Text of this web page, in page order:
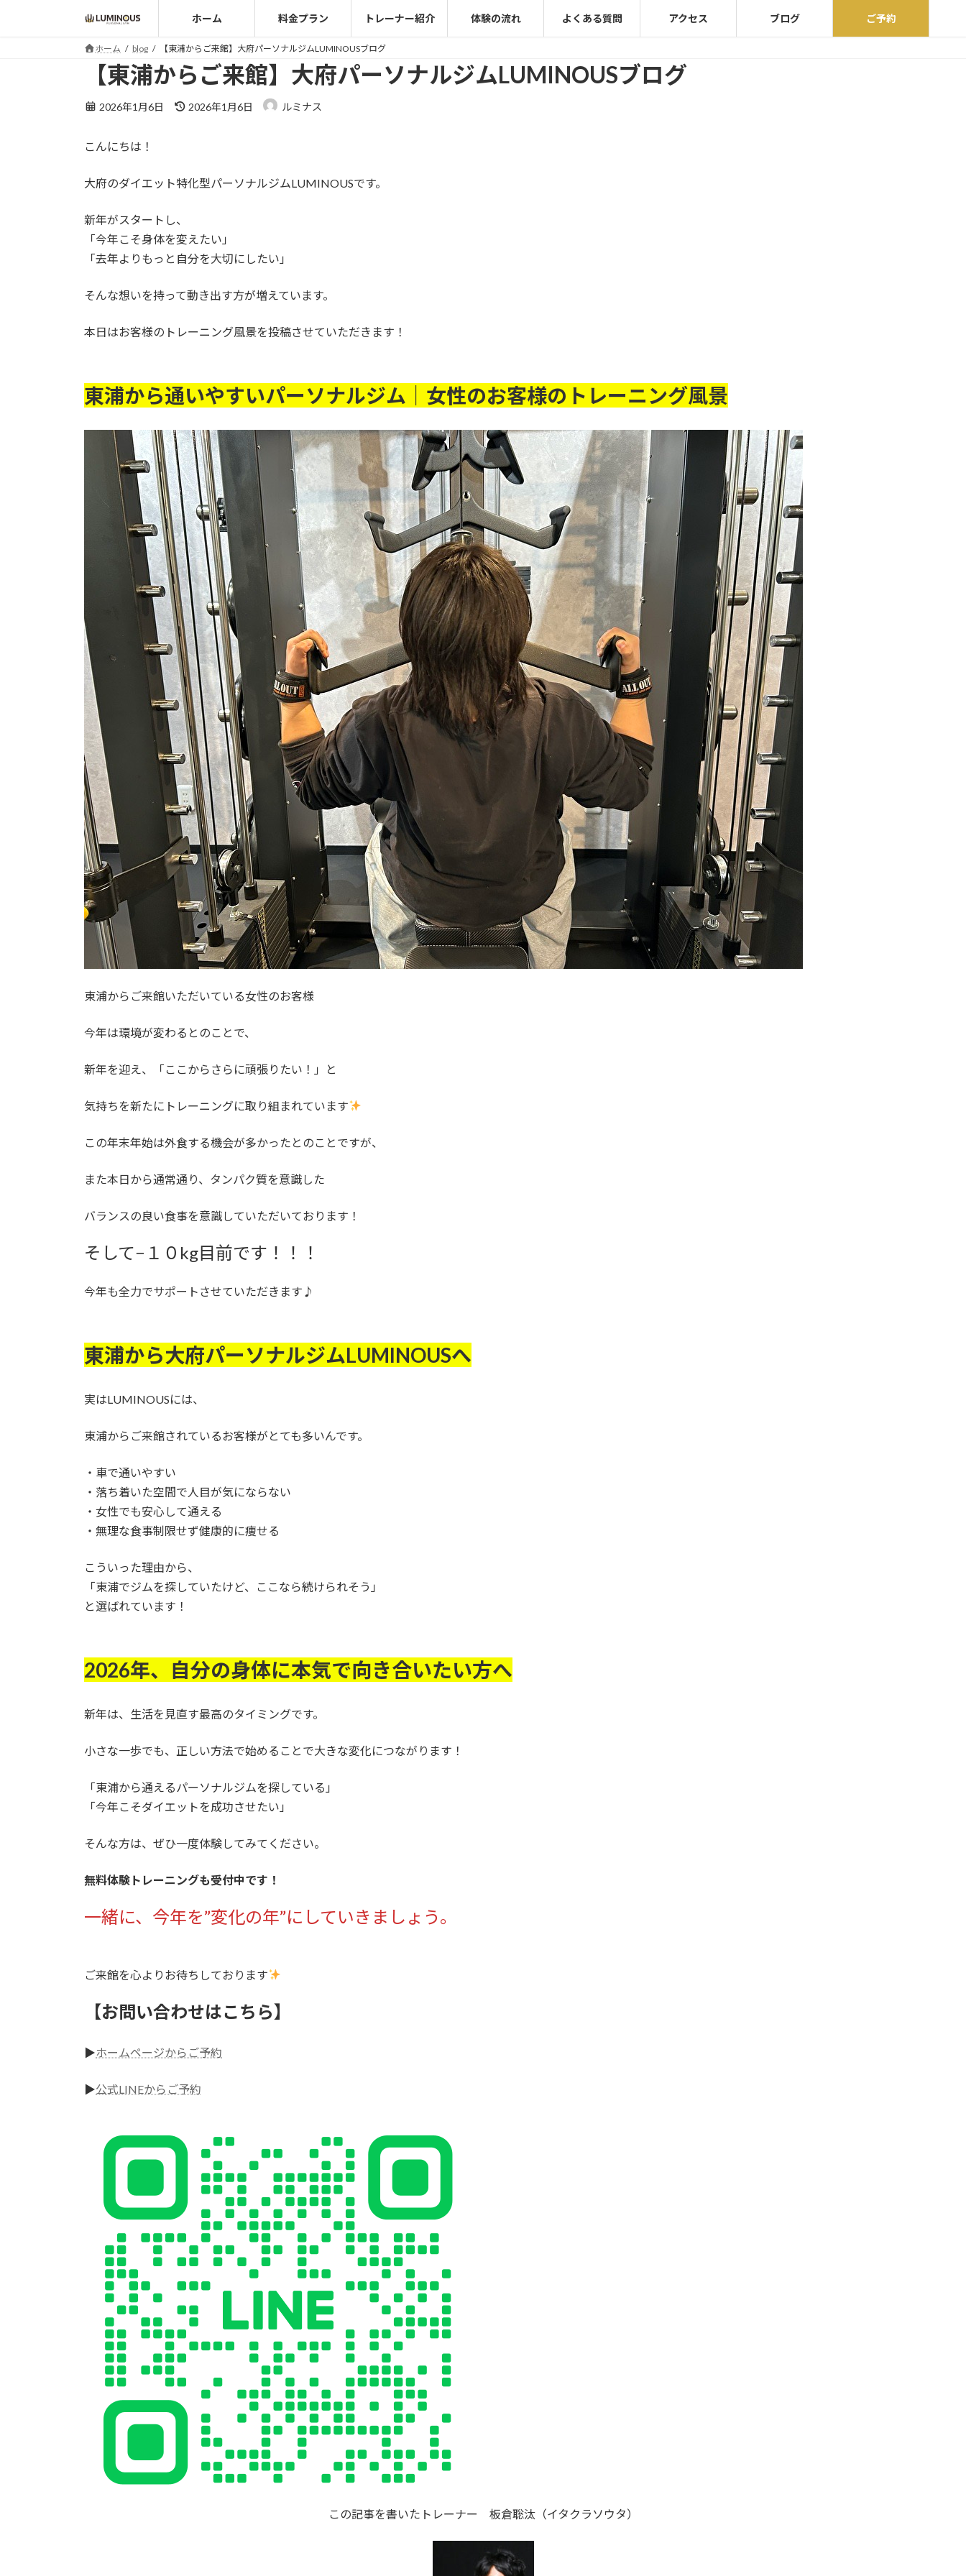
ホーム 料金プラン トレーナー紹介 体験の流れ よくある質問 アクセス ブログ ご予約
ホーム blog 【東浦からご来館】大府パーソナルジムLUMINOUSブログ
【東浦からご来館】大府パーソナルジムLUMINOUSブログ
2026年1月6日
最
:
2026年1月6日 ルミナス
こんにちは！
大府のダイエット特化型パーソナルジムLUMINOUSです。
新年がスタートし、
「今年こそ身体を変えたい」
「去年よりもっと自分を大切にしたい」
そんな想いを持って動き出す方が増えています。
本日はお客様のトレーニング風景を投稿させていただきます！
東浦から通いやすいパーソナルジム｜女性のお客様のトレーニング風景
東浦からご来館いただいている女性のお客様
今年は環境が変わるとのことで、
新年を迎え、「ここからさらに頑張りたい！」と
気持ちを新たにトレーニングに取り組まれています
この年末年始は外食する機会が多かったとのことですが、
また本日から通常通り、タンパク質を意識した
バランスの良い食事を意識していただいております！
そして−１０kg目前です！！！
今年も全力でサポートさせていただきます♪
東浦から大府パーソナルジムLUMINOUSへ
実はLUMINOUSには、
東浦からご来館されているお客様がとても多いんです。
・車で通いやすい
・落ち着いた空間で人目が気にならない
・女性でも安心して通える
・無理な食事制限せず健康的に痩せる
こういった理由から、
「東浦でジムを探していたけど、ここなら続けられそう」
と選ばれています！
2026年、自分の身体に本気で向き合いたい方へ
新年は、生活を見直す最高のタイミングです。
小さな一歩でも、正しい方法で始めることで大きな変化につながります！
「東浦から通えるパーソナルジムを探している」
「今年こそダイエットを成功させたい」
そんな方は、ぜひ一度体験してみてください。
無料体験トレーニングも受付中です！
一緒に、今年を”変化の年”にしていきましょう。
ご来館を心よりお待ちしております
【お問い合わせはこちら】
▶︎ホームページからご予約
▶︎公式LINEからご予約
この記事を書いたトレーナー 板倉聡汰（イタクラソウタ）